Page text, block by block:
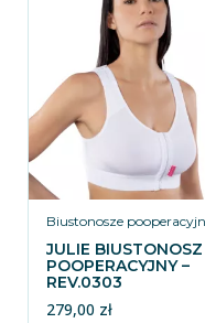
Biustonosze
JULIE BIUSTONOSZ
POOPERACYJNY –
REV.0303
279,00 zł